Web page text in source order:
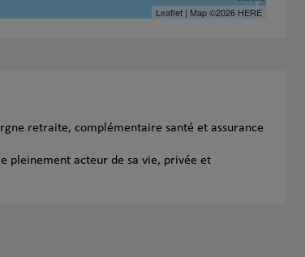
Leaflet| Map ©2026 HERE
retraite, complémentaire santé et assurance
pleinement acteur de sa vie, privée et